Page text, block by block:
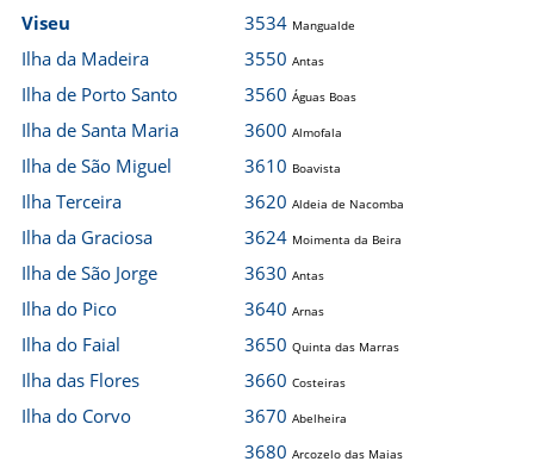
Viseu
Ilha da Madeira
Ilha de Porto Santo
Ilha de Santa Maria
Ilha de São Miguel
Ilha Terceira
Ilha da Graciosa
Ilha de São Jorge
Ilha do Pico
Ilha do Faial
Ilha das Flores
Ilha do Corvo
3534 Mangualde
3550 Antas
3560 Águas Boas
3600 Almofala
3610 Boavista
3620 Aldeia de Nacomba
3624 Moimenta da Beira
3630 Antas
3640 Arnas
3650 Quinta das Marras
3660 Costeiras
3670 Abelheira
3680 Arcozelo das Maias